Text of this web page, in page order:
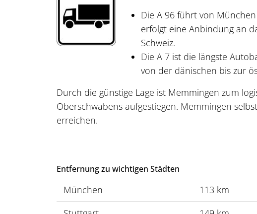
Die A 96 führt von
erfolgt eine Anbindung an
Schweiz.
Die A 7 ist die längste
von der dänischen bis zur
Durch die günstige Lage ist Memmingen zum
Oberschwabens aufgestiegen. Memmingen
erreichen.
Entfernung zu wichtigen Städten
München 113 km